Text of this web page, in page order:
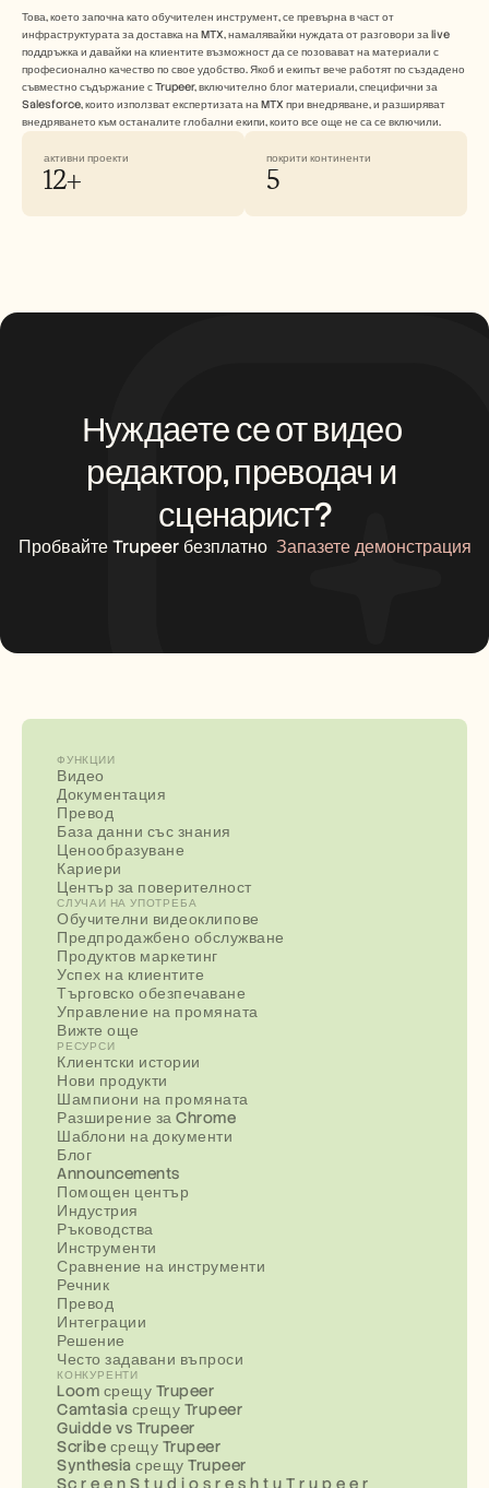
Това, което започна като обучителен инструмент, се превърна в част от
инфраструктурата за доставка на MTX, намалявайки нуждата от разговори за live
поддръжка и давайки на клиентите възможност да се позовават на материали с
професионално качество по свое удобство. Якоб и екипът вече работят по създадено
съвместно съдържание с Trupeer, включително блог материали, специфични за
Salesforce, които използват експертизата на MTX при внедряване, и разширяват
внедряването към останалите глобални екипи, които все още не са се включили.
активни проекти
12+
покрити континенти
5
Нуждаете се от видео
редактор, преводач и
сценарист?
Пробвайте Trupeer безплатно Запазете демонстрация
ФУНКЦИИ
Видео
Документация
Превод
База данни със знания
Ценообразуване
Кариери
Център за поверителност
СЛУЧАИ НА УПОТРЕБА
Обучителни видеоклипове
Предпродажбено обслужване
Продуктов маркетинг
Успех на клиентите
Търговско обезпечаване
Управление на промяната
Вижте още
РЕСУРСИ
Клиентски истории
Нови продукти
Шампиони на промяната
Разширение за Chrome
Шаблони на документи
Блог
Announcements
Помощен център
Индустрия
Ръководства
Инструменти
Сравнение на инструменти
Речник
Превод
Интеграции
Решение
Често задавани въпроси
КОНКУРЕНТИ
Loom срещу Trupeer
Camtasia срещу Trupeer
Guidde vs Trupeer
Scribe срещу Trupeer
Synthesia срещу Trupeer
Sc r e e n S t u d i o s r e s h t u T r u p e e r